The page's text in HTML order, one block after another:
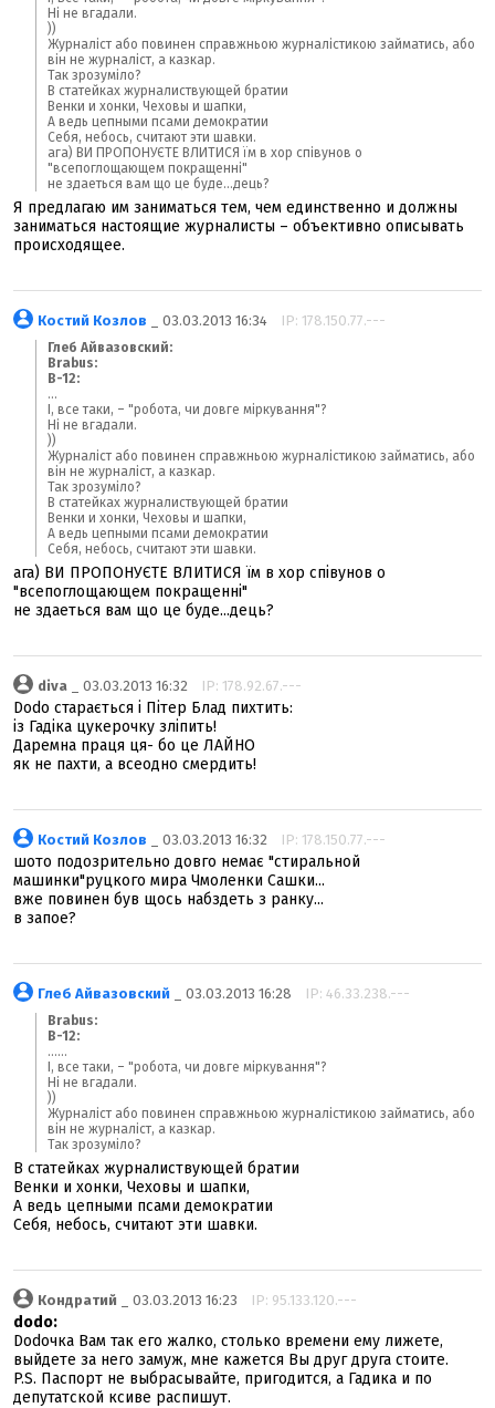
Ні не вгадали.
))
Журналіст або повинен справжньою журналістикою займатись, або
він не журналіст, а казкар.
Так зрозуміло?
В статейках журналиствующей братии
Венки и хонки, Чеховы и шапки,
А ведь цепными псами демократии
Себя, небось, считают эти шавки.
ага) ВИ ПРОПОНУЄТЕ ВЛИТИСЯ їм в хор співунов о
"всепоглощающем покращенні"
не здаеться вам що це буде...дець?
Я предлагаю им заниматься тем, чем единственно и должны
заниматься настоящие журналисты – объективно описывать
происходящее.
Костий Козлов _ 03.03.2013 16:34 IP: 178.150.77.---
Глеб Айвазовский:
Brabus:
B-12:
...
І, все таки, – "робота, чи довге міркування"?
Ні не вгадали.
))
Журналіст або повинен справжньою журналістикою займатись, або
він не журналіст, а казкар.
Так зрозуміло?
В статейках журналиствующей братии
Венки и хонки, Чеховы и шапки,
А ведь цепными псами демократии
Себя, небось, считают эти шавки.
ага) ВИ ПРОПОНУЄТЕ ВЛИТИСЯ їм в хор співунов о
"всепоглощающем покращенні"
не здаеться вам що це буде...дець?
diva _ 03.03.2013 16:32 IP: 178.92.67.---
Dodo старається і Пітер Блад пихтить:
із Гадіка цукерочку зліпить!
Даремна праця ця- бо це ЛАЙНО
як не пахти, а всеодно смердить!
Костий Козлов _ 03.03.2013 16:32 IP: 178.150.77.---
шото подозрительно довго немає "стиральной
машинки"руцкого мира Чмоленки Сашки...
вже повинен був щось набздеть з ранку...
в запое?
Глеб Айвазовский _ 03.03.2013 16:28 IP: 46.33.238.---
Brabus:
B-12:
......
І, все таки, – "робота, чи довге міркування"?
Ні не вгадали.
))
Журналіст або повинен справжньою журналістикою займатись, або
він не журналіст, а казкар.
Так зрозуміло?
В статейках журналиствующей братии
Венки и хонки, Чеховы и шапки,
А ведь цепными псами демократии
Себя, небось, считают эти шавки.
Кондратий _ 03.03.2013 16:23 IP: 95.133.120.---
dodo:
Dodoчка Вам так его жалко, столько времени ему лижете,
выйдете за него замуж, мне кажется Вы друг друга стоите.
P.S. Паспорт не выбрасывайте, пригодится, а Гадика и по
депутатской ксиве распишут.